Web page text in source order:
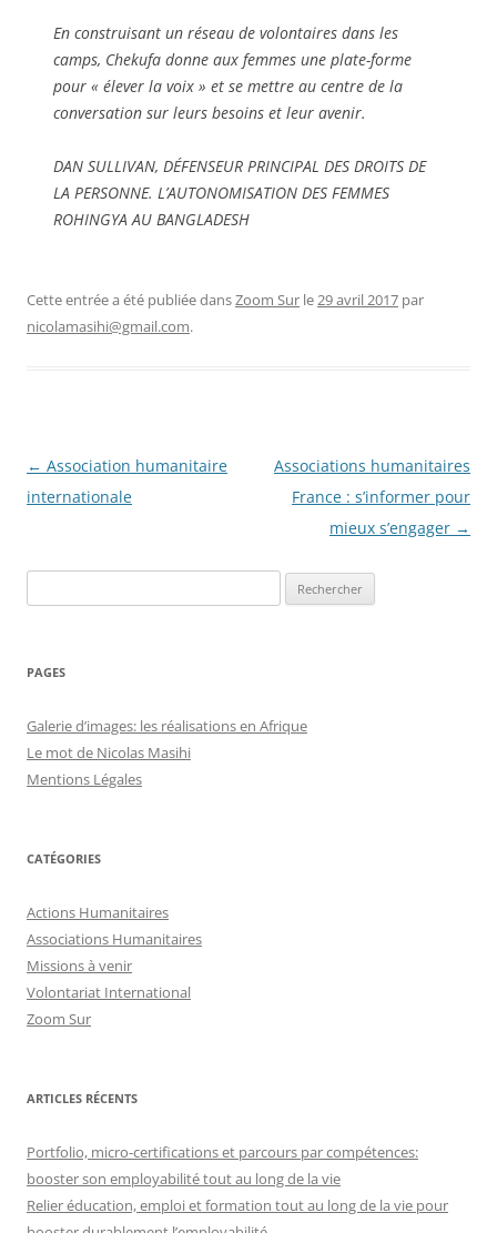
En construisant un réseau de volontaires dans les
camps, Chekufa donne aux femmes une plate-forme
pour « élever la voix » et se mettre au centre de la
conversation sur leurs besoins et leur avenir.
DAN SULLIVAN, DÉFENSEUR PRINCIPAL DES DROITS DE
LA PERSONNE. L’AUTONOMISATION DES FEMMES
ROHINGYA AU BANGLADESH
Cette entrée a été publiée dansZoom Sur le29 avril 2017 par
nicolamasihi@gmail.com.
Navigation
des
← Association humanitaire
internationale
Associations humanitaires
France : s’informer pour
mieux s’engager →
PAGES
Galerie d’images: les réalisations en Afrique
Le mot de Nicolas Masihi
Mentions Légales
CATÉGORIES
Actions Humanitaires
Associations Humanitaires
Missions à venir
Volontariat International
Zoom Sur
ARTICLES RÉCENTS
Portfolio, micro-certifications et parcours par compétences:
booster son employabilité tout au long de la vie
Relier éducation, emploi et formation tout au long de la vie pour